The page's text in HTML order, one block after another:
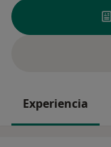
Experiencia